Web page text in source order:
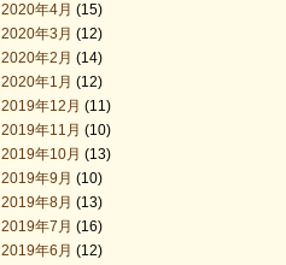
2020年4月 (15)
2020年3月 (12)
2020年2月 (14)
2020年1月 (12)
2019年12月 (11)
2019年11月 (10)
2019年10月 (13)
2019年9月 (10)
2019年8月 (13)
2019年7月 (16)
2019年6月 (12)